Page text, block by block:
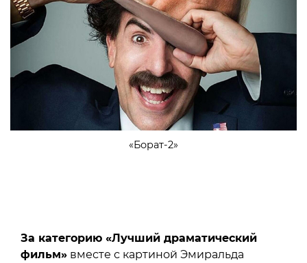
«Борат-2»
За категорию «Лучший драматический
фильм» вместе с картиной Эмиральда